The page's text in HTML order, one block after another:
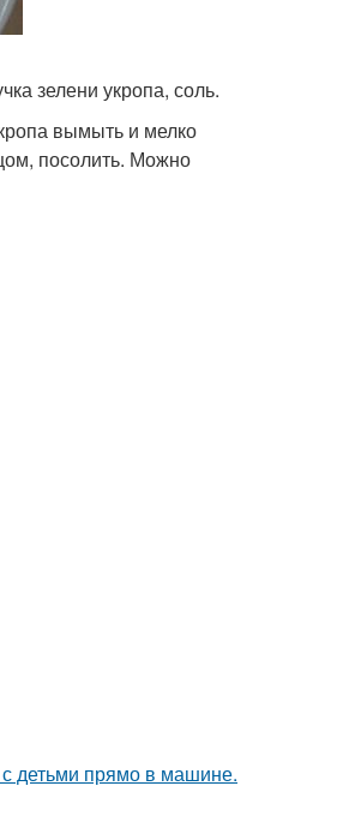
зелени укропа, соль.
вымыть и мелко
посолить. Можно
с детьми прямо в машине.